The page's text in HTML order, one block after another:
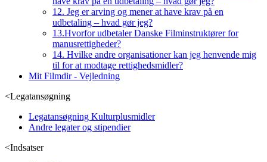
12. Jeg er arving og mener at have krav på en
udbetaling – hvad gør jeg?
13.Hvorfor udbetaler Danske Filminstruktører for
manusrettigheder?
14. Hvilke andre organisationer kan jeg henvende mig
til for at modtage rettighedsmidler?
Mit Filmdir - Vejledning
<Legatansøgning
Legatansøgning Kulturplusmidler
Andre legater og stipendier
<Indsatser